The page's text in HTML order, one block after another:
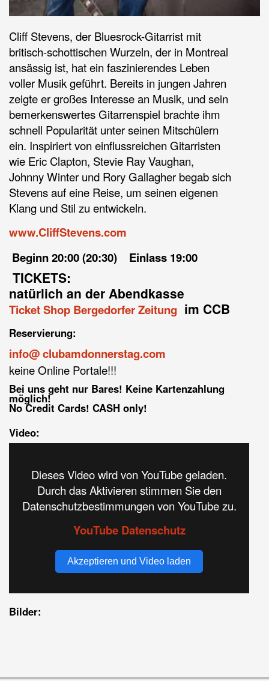
Cliff Stevens, der Bluesrock-Gitarrist mit
britisch-schottischen Wurzeln, der in Montreal
ansässig ist, hat ein faszinierendes Leben
voller Musik geführt. Bereits in jungen Jahren
zeigte er großes Interesse an Musik, und sein
bemerkenswertes Gitarrenspiel brachte ihm
schnell Popularität unter seinen Mitschülern
ein. Inspiriert von einflussreichen Gitarristen
wie Eric Clapton, Stevie Ray Vaughan,
Johnny Winter und Rory Gallagher begab sich
Stevens auf eine Reise, um seinen eigenen
Klang und Stil zu entwickeln.
www.CliffStevens.com
Beginn 20:00 (20:30) Einlass 19:00
TICKETS:
natürlich an der Abendkasse
Ticket Shop Bergedorfer Zeitung im CCB
Reservierung:
info@ clubamdonnerstag.com
keine Online Portale!!!
Bei uns geht nur Bares! Keine Kartenzahlung
möglich!
No Credit Cards! CASH only!
Video:
Dieses Video wird von YouTube geladen.
Durch das Aktivieren stimmen Sie den
Datenschutzbestimmungen von YouTube zu.
YouTube Datenschutz
Akzeptieren und Video laden
Bilder: